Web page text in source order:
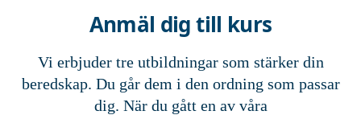
Anmäl dig till kurs
Vi erbjuder tre utbildningar som stärker din
beredskap. Du går dem i den ordning som passar
dig. När du gått en av våra